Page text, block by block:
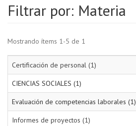
Filtrar por: Materia
Mostrando ítems 1-5 de 1
Certificación de personal (1)
CIENCIAS SOCIALES (1)
Evaluación de competencias laborales (1)
Informes de proyectos (1)